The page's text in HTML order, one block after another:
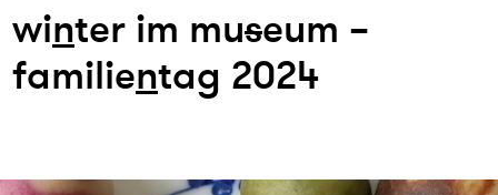
winter im museum –
familientag 2024